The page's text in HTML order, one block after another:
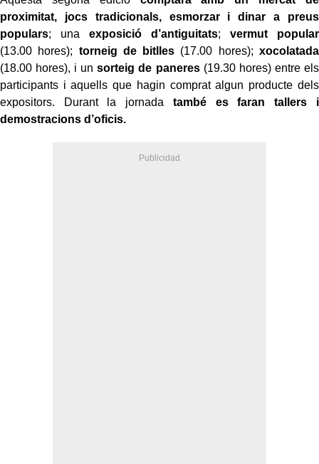
proximitat, jocs tradicionals, esmorzar i dinar a preus
populars; una exposició d’antiguitats; vermut popular
(13.00 hores); torneig de bitlles (17.00 hores); xocolatada
(18.00 hores), i unsorteig de paneres(19.30 hores) entre els
participants i aquells que hagin comprat algun producte dels
expositors. Durant la jornada també es faran tallers i
demostracions d’oficis.